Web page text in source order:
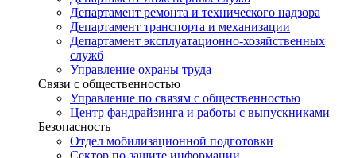
Департамент ремонта и технического надзора
Департамент транспорта и механизации
Департамент эксплуатационно-хозяйственных
служб
Управление охраны труда
Связи с общественностью
Управление по связям с общественностью
Центр фандрайзинга и работы с выпускниками
Безопасность
Отдел мобилизационной подготовки
Сектор по защите информации